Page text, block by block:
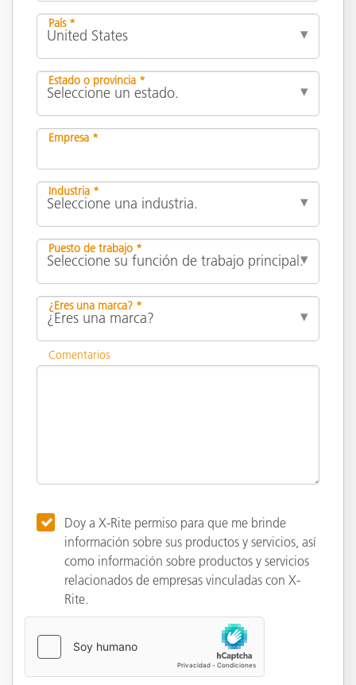
País *
Estado o provincia *
Empresa *
Industria *
Puesto de trabajo *
¿Eres una marca? *
Comentarios
Doy a X-Rite permiso para que me brinde
información sobre sus productos y servicios, así
como información sobre productos y servicios
relacionados de empresas vinculadas con X-
Rite.